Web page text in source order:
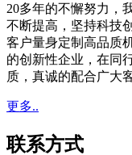
20多年的不懈努力，
不断提高，坚持科技
客户量身定制高品质
的创新性企业，在同
质，真诚的配合广大
更多..
联系方式